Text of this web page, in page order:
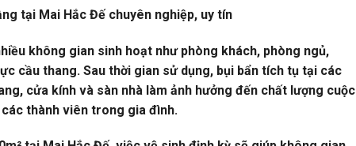
tại Mai Hắc Đế chuyên nghiệp, uy tín
không gian sinh hoạt như phòng khách, phòng ngủ,
cầu thang. Sau thời gian sử dụng, bụi bẩn tích tụ tại các
cửa kính và sàn nhà làm ảnh hưởng đến chất lượng cuộc
thành viên trong gia đình.